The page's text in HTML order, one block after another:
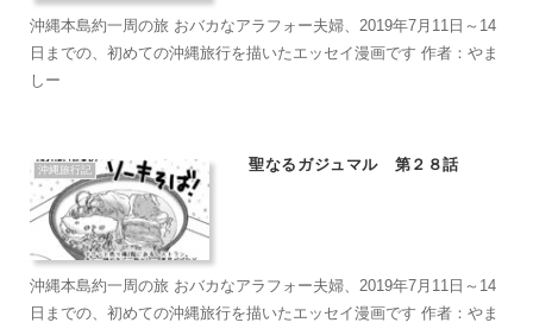
沖縄本島約一周の旅 おバカなアラフォー夫婦、2019年7月11日～14
日までの、初めての沖縄旅行を描いたエッセイ漫画です 作者：やま
しー
沖縄旅行記 聖なるガジュマル 第２８話
沖縄本島約一周の旅 おバカなアラフォー夫婦、2019年7月11日～14
日までの、初めての沖縄旅行を描いたエッセイ漫画です 作者：やま